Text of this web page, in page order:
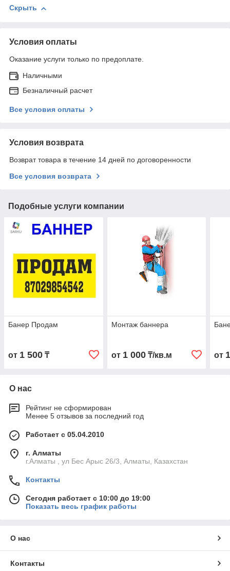
Скрыть
Условия оплаты
Оказание услуги только по предоплате.
Наличными
Безналичный расчет
Все условия оплаты
Условия возврата
Возврат товара в течение 14 дней по договоренности
Все условия возврата
Подобные услуги компании
Банер Продам
от 1 500 ₸
Монтаж баннера
от 1 000₸/кв.м от
О нас
Рейтинг не сформирован
Менее 5 отзывов за последний год
Работает с 05.04.2010
г. Алматы
г.Алматы , ул Бес Арыс 26/3, Алматы, Казахстан
Контакты
Сегодня работает с 10:00 до 19:00
Показать весь график работы
О нас
Контакты